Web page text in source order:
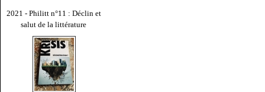
2021 - Philitt n°11 : Déclin et
salut de la littérature